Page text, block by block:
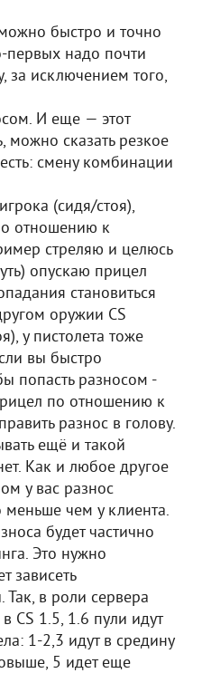
быстро и точно
первых надо почти
за исключением того,
И еще — этот
можно сказать резкое
смену комбинации
(сидя/стоя),
отношению к
стреляю и целюсь
опускаю прицел
становиться
оружии CS
у пистолета тоже
вы быстро
попасть разносом -
по отношению к
разнос в голову.
ещё и такой
Как и любое другое
у вас разнос
меньше чем у клиента.
будет частично
Это нужно
зависеть
Так, в роли сервера
СS 1.5, 1.6 пули идут
1-2,3 идут в средину
5 идет еще